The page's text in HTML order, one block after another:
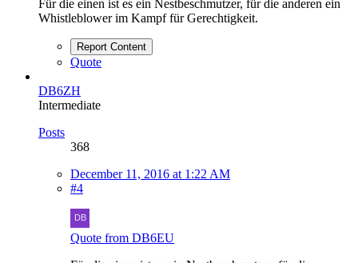
Für die einen ist es ein Nestbeschmutzer, für die anderen ein
Whistleblower im Kampf für Gerechtigkeit.
Report Content
Quote
DB6ZH
Intermediate
Posts
368
December 11, 2016 at 1:22 AM
#4
Quote from DB6EU